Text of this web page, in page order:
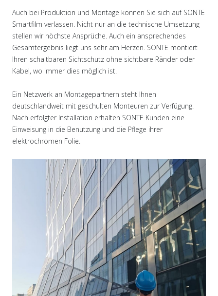
Auch bei Produktion und Montage können Sie sich auf SONTE
Smartfilm verlassen. Nicht nur an die technische Umsetzung
stellen wir höchste Ansprüche. Auch ein ansprechendes
Gesamtergebnis liegt uns sehr am Herzen. SONTE montiert
Ihren schaltbaren Sichtschutz ohne sichtbare Ränder oder
Kabel, wo immer dies möglich ist.
Ein Netzwerk an Montagepartnern steht Ihnen
deutschlandweit mit geschulten Monteuren zur Verfügung.
Nach erfolgter Installation erhalten SONTE Kunden eine
Einweisung in die Benutzung und die Pflege ihrer
elektrochromen Folie.